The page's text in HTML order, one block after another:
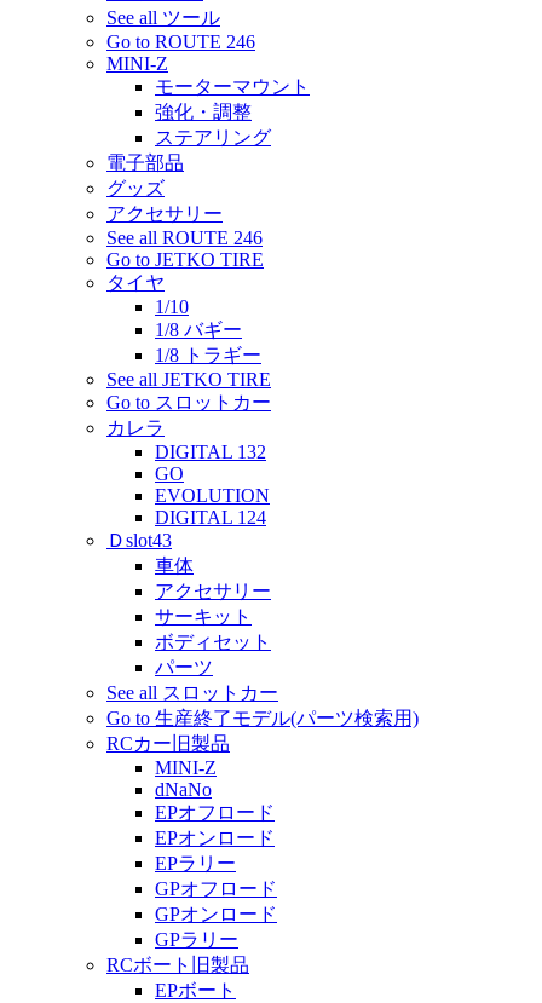
See all ツール
Go to ROUTE 246
MINI-Z
モーターマウント
強化・調整
ステアリング
電子部品
グッズ
アクセサリー
See all ROUTE 246
Go to JETKO TIRE
タイヤ
1/10
1/8 バギー
1/8 トラギー
See all JETKO TIRE
Go to スロットカー
カレラ
DIGITAL 132
GO
EVOLUTION
DIGITAL 124
Ｄslot43
車体
アクセサリー
サーキット
ボディセット
パーツ
See all スロットカー
Go to 生産終了モデル(パーツ検索用)
RCカー旧製品
MINI-Z
dNaNo
EPオフロード
EPオンロード
EPラリー
GPオフロード
GPオンロード
GPラリー
RCボート旧製品
EPボート